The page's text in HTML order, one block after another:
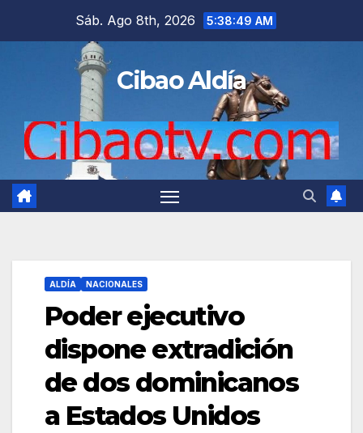
Sáb. Ago 8th, 2026 5:38:50 AM
Cibao Aldía
ALDÍA NACIONALES
Poder ejecutivo
dispone extradición
de dos dominicanos
a Estados Unidos